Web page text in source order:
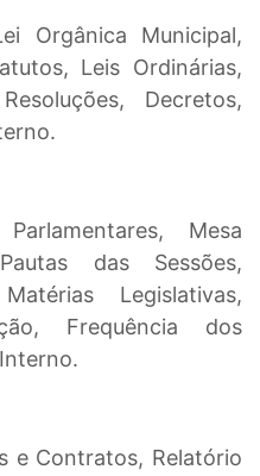
Orgânica Municipal,
Leis Ordinárias,
Decretos,
Parlamentares, Mesa
das Sessões,
Legislativas,
Frequência dos
e Contratos, Relatório